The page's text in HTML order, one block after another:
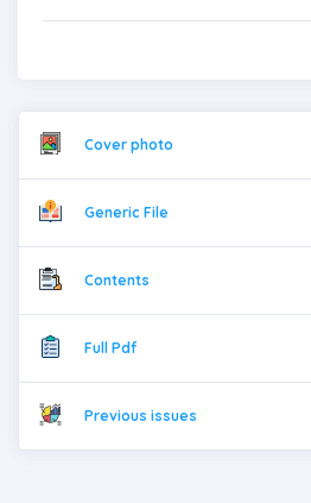
Cover photo
Generic File
Contents
Full Pdf
Previous issues